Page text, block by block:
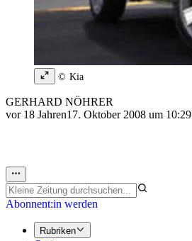
© Kia
GERHARD NÖHRER
vor 18 Jahren17. Oktober 2008 um 10:29
Abonnent:in werden
Rubriken